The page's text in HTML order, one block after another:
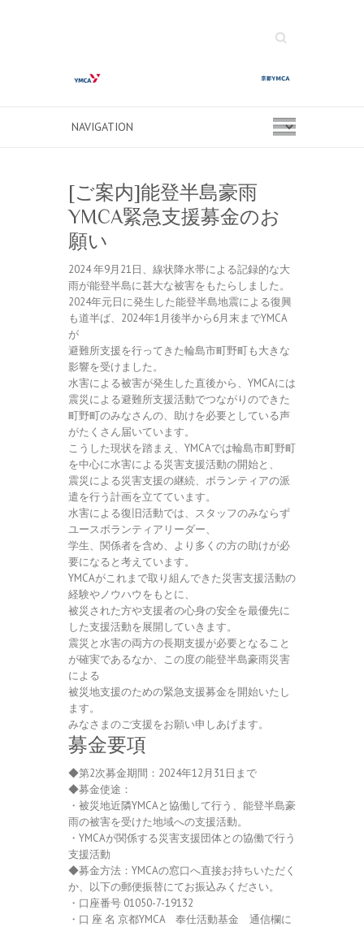
Search
[ご案内]能登半島豪雨
YMCA緊急支援募金のお
願い
2024 年9月21日、 線状降水帯による記録的な大
雨が能登半島に甚大な被害をもたらし ました。
2024年元日に発生した能登半島地震による復興
も道半ば、 2024年1月後半から6月末までYMCA
が
避難所支援を行ってきた輪島市町野町も大きな
影響を受けました。
水害による被害が発生した直後から、 YMCAには
震災による避難所支援活動でつながりのできた
町野町のみなさんの、 助けを必要としている声
がたくさん届いています。
こうした現状を踏まえ、 YMCAでは輪島市町野町
を中心に水害による災害支援活動の開始と、
震災による災害支援の継続、 ボランティアの派
遣を行う計画を立てています。
水害による復旧活動では、 スタッフのみならず
ユースボランティアリーダー、
学生、関係者を含め、 より多くの方の助けが必
要になると考えています。
YMCAがこれまで取り組んできた災害支援活動の
経験やノウハウをもとに、
被災された方や支援者の心身の安全を最優先に
した支援活動を展開 していきます。
震災と水害の両方の長期支援が必要となること
が確実であるなか、 この度の能登半島豪雨災害
による
被災地支援のための緊急支援募金を開始いたし
ます。
みなさまのご支援をお願い申しあげます。
募金要項
◆第2次募金期間：2024年12月31日まで
◆募金使途：
・被災地近隣YMCAと協働して行う、 能登半島豪
雨の被害を受けた地域への支援活動。
・YMCAが関係する災害支援団体との協働で行う
支援活動
◆募金方法：YMCAの窓口へ直接お持ちいただく
か、 以下の郵便振替にてお振込みください。
・口座番号 01050-7-19132
・口 座 名 京都YMCA 奉仕活動基金 通信欄に